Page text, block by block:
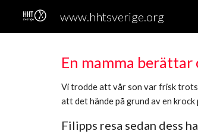
www.hhtsverige.org
En mamma berättar
Vi trodde att vår son var frisk trots
att det hände på grund av en
Filipps resa sedan dess